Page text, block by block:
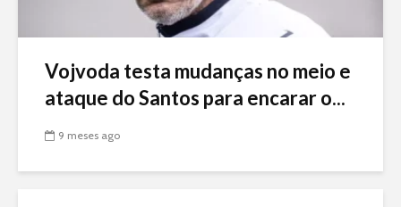
Vojvoda testa mudanças no meio e
ataque do Santos para encarar o...
9 meses ago